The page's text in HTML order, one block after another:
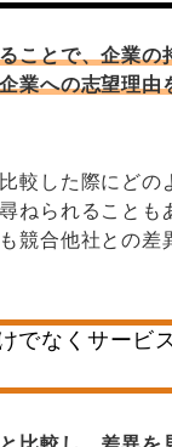
ことで、企業の
業への志望理由
較した際にどの
ねられることも
競合他社との差
でなくサービ